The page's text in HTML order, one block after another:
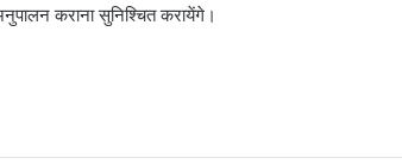
कराना सुनिश्चित करायेंगे।